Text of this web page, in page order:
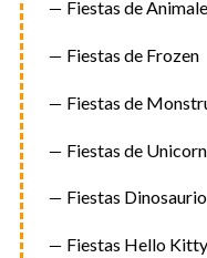
Fiestas de
Fiestas de Frozen
Fiestas de
Fiestas de
Fiestas
Fiestas Hello Kitty